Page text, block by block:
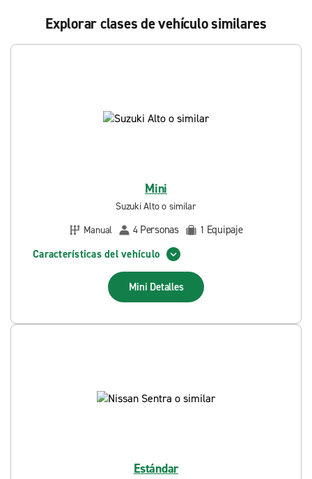
Explorar clases de vehículo similares
Mini
Suzuki Alto o similar
Manual
4 Personas 1 Equipaje
Características del vehículo
Mini Detalles
Estándar